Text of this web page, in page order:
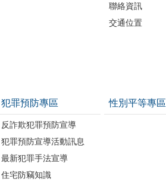
聯絡資訊
交通位置
犯罪預防專區
反詐欺犯罪預防宣導
犯罪預防宣導活動訊息
最新犯罪手法宣導
住宅防竊知識
性別平等專區